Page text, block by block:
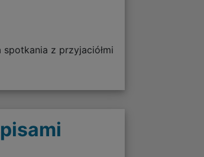
z przyjaciółmi